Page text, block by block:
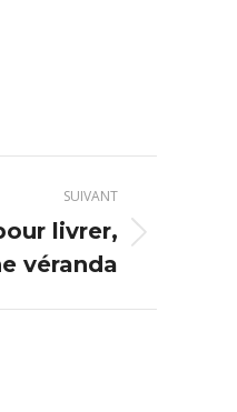
SUIVANT
livrer,
véranda